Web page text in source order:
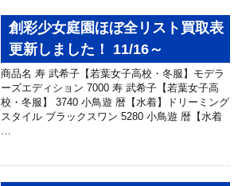
創彩少女庭園ほぼ全リスト買取表
更新しました！ 11/16～
商品名 寿 武希子【若葉女子高校・冬服】モデラ
ーズエディション 7000 寿 武希子【若葉女子高
校・冬服】 3740 小鳥遊 暦【水着】ドリーミング
スタイル ブラックスワン 5280 小鳥遊 暦【水着